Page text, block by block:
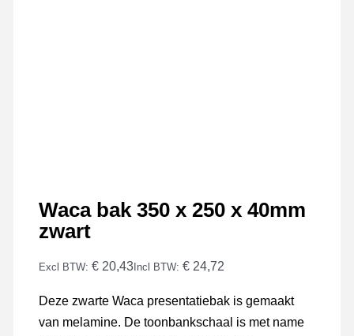
Waca bak 350 x 250 x 40mm
zwart
Excl BTW: € 20,43Incl BTW: € 24,72
Deze zwarte Waca presentatiebak is gemaakt
van melamine. De toonbankschaal is met name